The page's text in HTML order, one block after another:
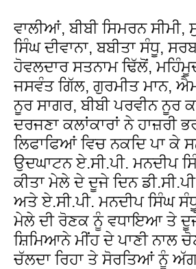
ਵਾਲੀਆਂ, ਬੀਬੀ ਸਿਮਰਨ ਸੀਮੀ,
ਸਿੰਘ ਦੀਵਾਨਾ, ਬਬੀਤਾ ਸੰਧੂ,
ਹੋਵਲਦਾਰ ਸਤਨਾਮ ਢਿੱਲੋਂ,
ਜਸਵੰਤ ਗਿੱਲ, ਗੁਰਮੀਤ ਮਾਨ,
ਨੂਰ ਸਾਗਰ, ਬੀਬੀ ਪਰਵੀਨ ਨੂਰ
ਦਰਜਣਾ ਕਲਾਂਕਾਰਾਂ ਨੇ ਹਾਜ਼ਰੀ
ਲਿਫਾਫਿਆਂ ਵਿਚ ਨਕਦਿ ਪਾ ਕੇ
ਉਦਘਾਟਨ ਏ.ਸੀ.ਪੀ. ਮਨਦੀਪ
ਕੀਤਾ ਮੇਲੇ ਦੇ ਦੂਜੇ ਦਿਨ
ਅਤੇ ਏ.ਸੀ.ਪੀ. ਮਨਦੀਪ ਸਿੰਘ
ਮੇਲੇ ਦੀ ਰੋਣਕ ਨੂੰ ਵਧਾਇਆ ਤੇ
ਸ਼ਿਮਿਆਨੇ ਮੀਂਹ ਦੇ ਪਾਣੀ ਨਾਲ
ਚੱਲਦਾ ਰਿਹਾ ਤੇ ਸੋਰਤਿਆਂ ਨੂੰ